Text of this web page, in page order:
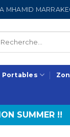
MHAMID
Portables
SUMMER !!